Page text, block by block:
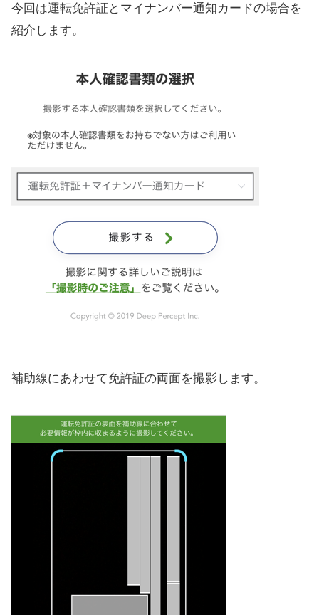
今回は運転免許証とマイナンバー通知カードの場合を
紹介します。
補助線にあわせて免許証の両面を撮影します。